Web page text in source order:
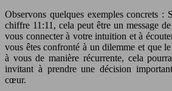
Observons quelques exemples concrets :
chiffre 11:11, cela peut être un message
vous connecter à votre intuition et à
vous êtes confronté à un dilemme et que
à vous de manière récurrente, cela
invitant à prendre une décision
cœur.